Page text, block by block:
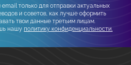
только для отправки актуальных
и советов, как лучше оформить
твои данные третьим лицам.
нашу политику конфиденциальности.